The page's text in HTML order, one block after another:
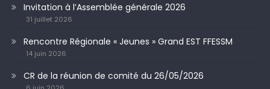
Invitation à l’Assemblée générale 2026
31 juillet 2026
Rencontre Régionale « Jeunes » Grand EST FFESSM
14 juin 2026
CR de la réunion de comité du 26/05/2026